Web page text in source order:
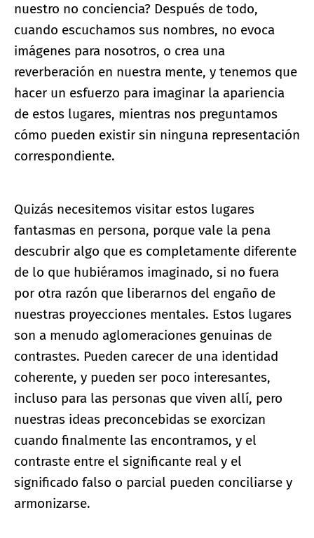
nuestro no conciencia? Después de todo,
cuando escuchamos sus nombres, no evoca
imágenes para nosotros, o crea una
reverberación en nuestra mente, y tenemos que
hacer un esfuerzo para imaginar la apariencia
de estos lugares, mientras nos preguntamos
cómo pueden existir sin ninguna representación
correspondiente.
Quizás necesitemos visitar estos lugares
fantasmas en persona, porque vale la pena
descubrir algo que es completamente diferente
de lo que hubiéramos imaginado, si no fuera
por otra razón que liberarnos del engaño de
nuestras proyecciones mentales. Estos lugares
son a menudo aglomeraciones genuinas de
contrastes. Pueden carecer de una identidad
coherente, y pueden ser poco interesantes,
incluso para las personas que viven allí, pero
nuestras ideas preconcebidas se exorcizan
cuando finalmente las encontramos, y el
contraste entre el significante real y el
significado falso o parcial pueden conciliarse y
armonizarse.